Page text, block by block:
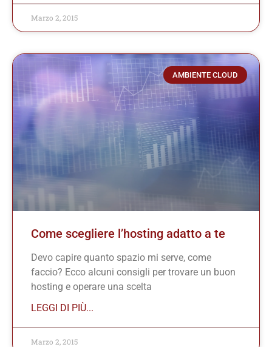
Marzo 2, 2015
AMBIENTE CLOUD
Come scegliere l’hosting adatto a te
Devo capire quanto spazio mi serve, come
faccio? Ecco alcuni consigli per trovare un buon
hosting e operare una scelta
LEGGI DI PIÙ...
Marzo 2, 2015